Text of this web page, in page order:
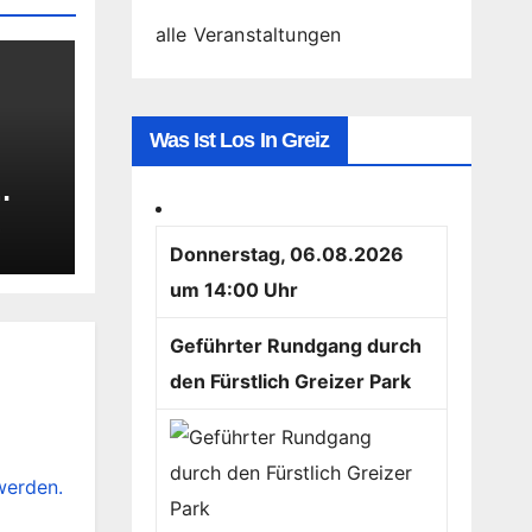
alle Veranstaltungen
Was Ist Los In Greiz
Donnerstag, 06.08.2026
um 14:00 Uhr
Geführter Rundgang durch
den Fürstlich Greizer Park